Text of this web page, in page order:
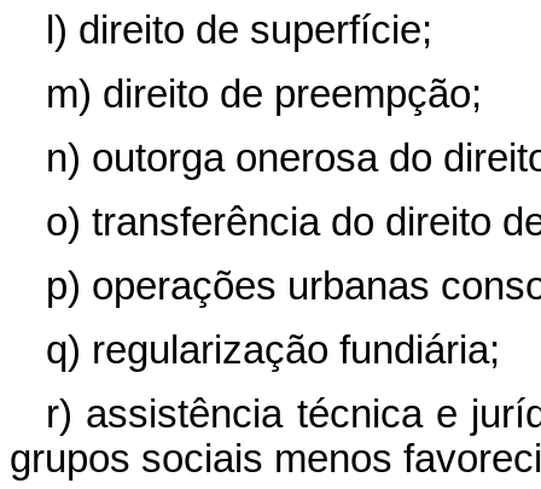
l) direito de superfície;
m) direito de preempção;
n) outorga onerosa do
o) transferência do direito
p) operações urbanas
q) regularização fundiária;
r) assistência técnica e
grupos sociais menos